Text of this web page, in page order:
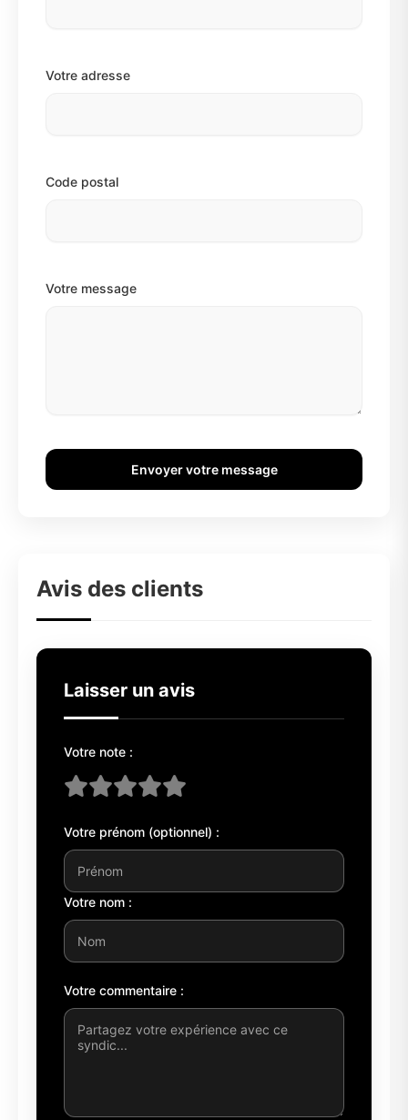
Votre adresse
Code postal
Votre message
Envoyer votre message
Avis des clients
Laisser un avis
Votre note :
Votre prénom (optionnel) :
Votre nom :
Votre commentaire :